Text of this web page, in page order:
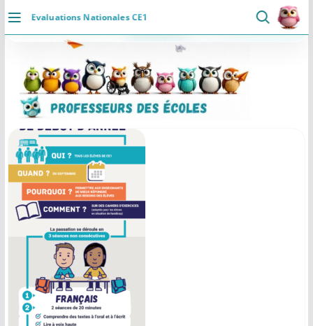
DÉCOUVRIR
Accueil
Se connecter
Actualités
VIE PROFESSIONNELLE
Ressources
Agenda
CRPE
Lectures de livres
Mouvement
Evaluations Nationales CE1
Passer
5.0
Communaute Ressources Rapide
Installer